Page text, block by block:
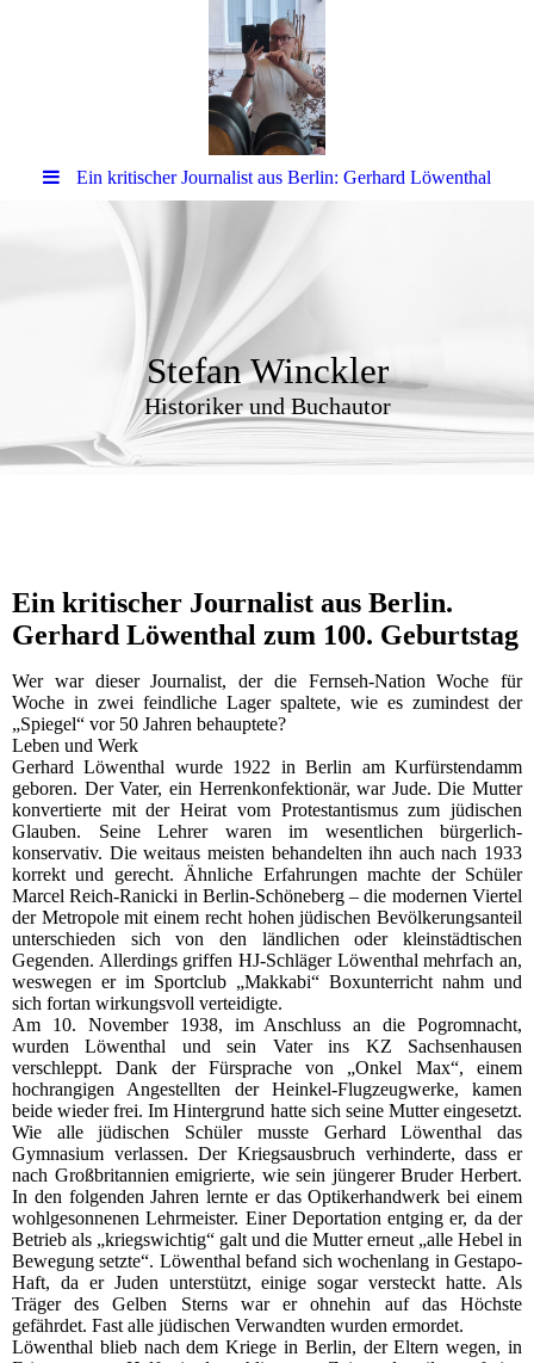
Ein kritischer Journalist aus Berlin: Gerhard Löwenthal
Stefan Winckler
Historiker und Buchautor
Ein kritischer Journalist aus Berlin.
Gerhard Löwenthal zum 100. Geburtstag
Wer war dieser Journalist, der die Fernseh-Nation Woche für
Woche in zwei feindliche Lager spaltete, wie es zumindest der
„Spiegel“ vor 50 Jahren behauptete?
Leben und Werk
Gerhard Löwenthal wurde 1922 in Berlin am Kurfürstendamm
geboren. Der Vater, ein Herrenkonfektionär, war Jude. Die Mutter
konvertierte mit der Heirat vom Protestantismus zum jüdischen
Glauben. Seine Lehrer waren im wesentlichen bürgerlich-
konservativ. Die weitaus meisten behandelten ihn auch nach 1933
korrekt und gerecht. Ähnliche Erfahrungen machte der Schüler
Marcel Reich-Ranicki in Berlin-Schöneberg – die modernen Viertel
der Metropole mit einem recht hohen jüdischen Bevölkerungsanteil
unterschieden sich von den ländlichen oder kleinstädtischen
Gegenden. Allerdings griffen HJ-Schläger Löwenthal mehrfach an,
weswegen er im Sportclub „Makkabi“ Boxunterricht nahm und
sich fortan wirkungsvoll verteidigte.
Am 10. November 1938, im Anschluss an die Pogromnacht,
wurden Löwenthal und sein Vater ins KZ Sachsenhausen
verschleppt. Dank der Fürsprache von „Onkel Max“, einem
hochrangigen Angestellten der Heinkel-Flugzeugwerke, kamen
beide wieder frei. Im Hintergrund hatte sich seine Mutter eingesetzt.
Wie alle jüdischen Schüler musste Gerhard Löwenthal das
Gymnasium verlassen. Der Kriegsausbruch verhinderte, dass er
nach Großbritannien emigrierte, wie sein jüngerer Bruder Herbert.
In den folgenden Jahren lernte er das Optikerhandwerk bei einem
wohlgesonnenen Lehrmeister. Einer Deportation entging er, da der
Betrieb als „kriegswichtig“ galt und die Mutter erneut „alle Hebel in
Bewegung setzte“. Löwenthal befand sich wochenlang in Gestapo-
Haft, da er Juden unterstützt, einige sogar versteckt hatte. Als
Träger des Gelben Sterns war er ohnehin auf das Höchste
gefährdet. Fast alle jüdischen Verwandten wurden ermordet.
Löwenthal blieb nach dem Kriege in Berlin, der Eltern wegen, in